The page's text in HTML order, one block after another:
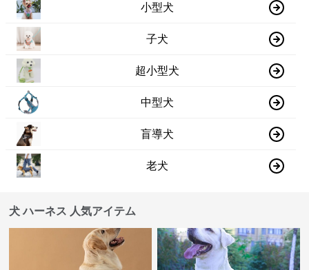
小型犬
子犬
超小型犬
中型犬
盲導犬
老犬
犬 ハーネス 人気アイテム